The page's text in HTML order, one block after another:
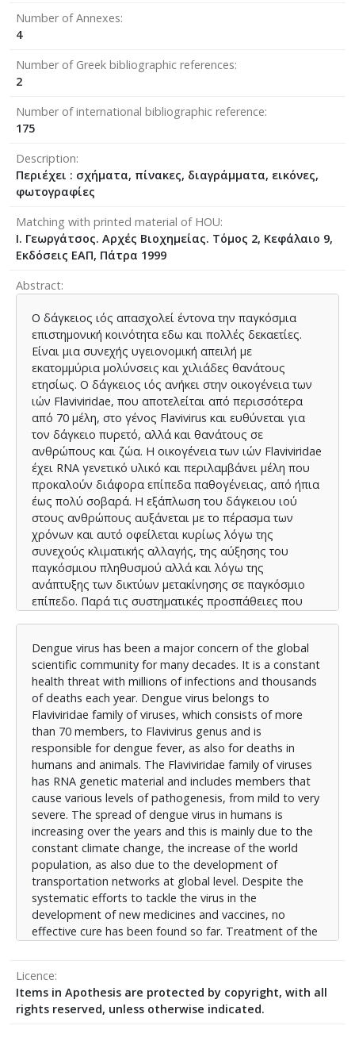
Number of Annexes
4
Number of Greek bibliographic references
2
Number of international bibliographic reference
175
Description
Περιέχει : σχήματα, πίνακες, διαγράμματα, εικόνες,
φωτογραφίες
Matching with printed material of HOU
Ι. Γεωργάτσος. Αρχές Βιοχημείας. Τόμος 2, Κεφάλαιο 9,
Εκδόσεις ΕΑΠ, Πάτρα 1999
Abstract
Ο δάγκειος ιός απασχολεί έντονα την παγκόσμια
επιστημονική κοινότητα εδω και πολλές δεκαετίες.
Είναι μια συνεχής υγειονομική απειλή με
εκατομμύρια μολύνσεις και χιλιάδες θανάτους
ετησίως. Ο δάγκειος ιός ανήκει στην οικογένεια των
ιών Flaviviridae, που αποτελείται από περισσότερα
από 70 μέλη, στο γένος Flavivirus και ευθύνεται για
τον δάγκειο πυρετό, αλλά και θανάτους σε
ανθρώπους και ζώα. Η οικογένεια των ιών Flaviviridae
έχει RNA γενετικό υλικό και περιλαμβάνει μέλη που
προκαλούν διάφορα επίπεδα παθογένειας, από ήπια
έως πολύ σοβαρά. Η εξάπλωση του δάγκειου ιού
στους ανθρώπους αυξάνεται με το πέρασμα των
χρόνων και αυτό οφείλεται κυρίως λόγω της
συνεχούς κλιματικής αλλαγής, της αύξησης του
παγκόσμιου πληθυσμού αλλά και λόγω της
ανάπτυξης των δικτύων μετακίνησης σε παγκόσμιο
επίπεδο. Παρά τις συστηματικές προσπάθειες που
εμβολίων, προς το παρόν δεν έχει βρεθεί
αποτελεσματική θεραπεία. Η αντιμετώπιση των
τεσσάρων ορότυπων του δάγκειου ιού προς το
παρόν περιορίζεται σε προσπάθειες ελέγχου του
πληθυσμού των κουνουπιών του γένους Aedes, που
είναι φορείς της νόσου, καθώς και με χρήση ενός
εμβολίου που έχει περιορισμένη εφαρμογή στον
γενικό πληθυσμό. Σκοπός της παρούσας
διπλωματικής εργασίας είναι να γίνει μια
ολοκληρωμένη παρουσίαση για τη σοβαρή
υγειονομική απειλή που διαρκεί πολλές δεκαετίες και
οφείλεται στους τέσσερις ορότυπους του δάγκειου
ιού της οικογένειας των ιών Flaviviridae. Η δομή της
εργασίας ξεκινά με το πρώτο κεφάλαιο που αποτελεί
μια εισαγωγή στους ιούς. Εν συνεχεία στο δεύτερο
κεφάλαιο γίνεται μια επισκόπηση της οικογένειας
των ιών Flaviviridae. Στο τρίτο κεφάλαιο γίνεται μια
ενδελεχής παρουσίαση του δάγκειου ιού όσον
στην οικονομία, καθώς και τις προσπάθειες
αντιμετώπισης της απειλής. Το τέταρτο κεφάλαιο
επικεντρώνεται στις πρωτεΐνες NS2b/NS3 στους
Dengue virus has been a major concern of the global
scientific community for many decades. It is a constant
health threat with millions of infections and thousands
of deaths each year. Dengue virus belongs to
Flaviviridae family of viruses, which consists of more
than 70 members, to Flavivirus genus and is
responsible for dengue fever, as also for deaths in
humans and animals. The Flaviviridae family of viruses
has RNA genetic material and includes members that
cause various levels of pathogenesis, from mild to very
severe. The spread of dengue virus in humans is
increasing over the years and this is mainly due to the
constant climate change, the increase of the world
population, as also due to the development of
transportation networks at global level. Despite the
systematic efforts to tackle the virus in the
development of new medicines and vaccines, no
effective cure has been found so far. Treatment of the
that carry the disease, as well as the use of a vaccine
with limited application to the general population. The
purpose of this dissertation is to comprehensively
Licence
Items in Apothesis are protected by copyright, with all
rights reserved, unless otherwise indicated.